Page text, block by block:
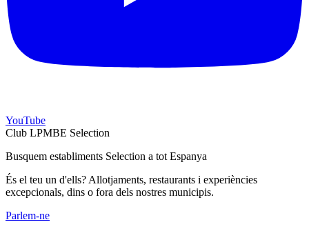
YouTube
Club LPMBE Selection
Busquem establiments Selection a tot Espanya
És el teu un d'ells? Allotjaments, restaurants i experiències
excepcionals, dins o fora dels nostres municipis.
Parlem-ne